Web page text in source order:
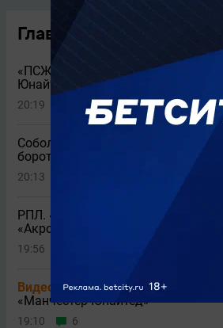
Главные новости
«ПСЖ» с Сафоновым сыграл
Юнайтед» (1:1)
20:19
Соболев прокомментировал
бороться с «Зенитом» за
20:13
РПЛ. «Локомотив» не справился
«Акроном» (0:0)
19:56
Видео
Блестящий сейв Сафонова
«Манчестер Юнайтед»
19:10 6